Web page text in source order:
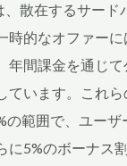
、散在するサード
時的なオファーに
年間課金を通じて
ています。これ
の範囲で、ユーザ
に5%のボーナス